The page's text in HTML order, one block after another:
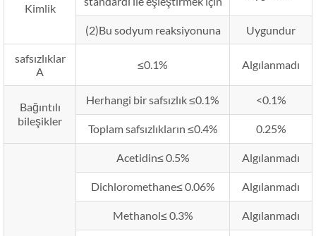
Kimlik
(2)Bu sodyum reaksiyonuna Uygundur
safsızlıklar
A
≤0.1% Algılanmadı
Bağıntılı
bileşikler
Herhangi bir safsızlık ≤0.1% <0.1%
Toplam safsızlıkların ≤0.4% 0.25%
Acetidin≤ 0.5% Algılanmadı
Dichloromethane≤ 0.06% Algılanmadı
Methanol≤ 0.3% Algılanmadı